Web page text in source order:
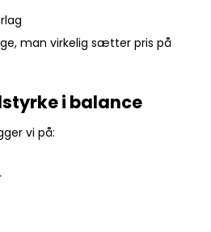
man virkelig sætter pris på
i balance
vi på: